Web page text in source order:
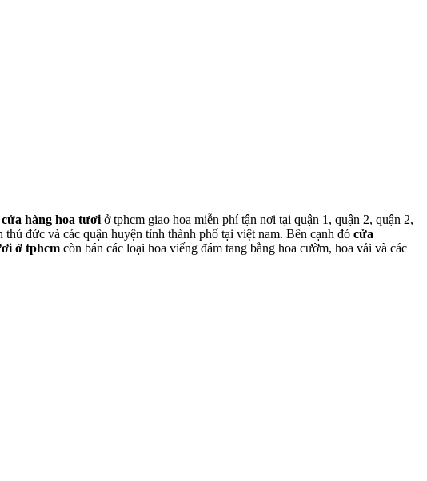
cửa hàng hoa tươiở tphcm giao hoa miễn phí tận nơi tại quận 1, quận 2, quận 2,
đức và các quận huyện tỉnh thành phố tại việt nam. Bên cạnh đó cửa
ở tphcm còn bán các loại hoa viếng đám tang bằng hoa cườm, hoa vải và các